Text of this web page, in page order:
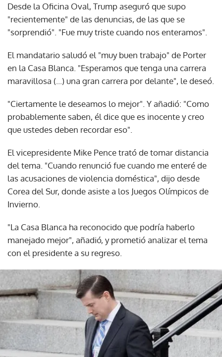
Desde la Oficina Oval, Trump aseguró que supo
"recientemente" de las denuncias, de las que se
"sorprendió". "Fue muy triste cuando nos enteramos".
El mandatario saludó el "muy buen trabajo" de Porter
en la Casa Blanca. "Esperamos que tenga una carrera
maravillosa (...) una gran carrera por delante", le deseó.
"Ciertamente le deseamos lo mejor". Y añadió: "Como
probablemente saben, él dice que es inocente y creo
que ustedes deben recordar eso".
El vicepresidente Mike Pence trató de tomar distancia
del tema. "Cuando renunció fue cuando me enteré de
las acusaciones de violencia doméstica", dijo desde
Corea del Sur, donde asiste a los Juegos Olímpicos de
Invierno.
"La Casa Blanca ha reconocido que podría haberlo
manejado mejor", añadió, y prometió analizar el tema
con el presidente a su regreso.